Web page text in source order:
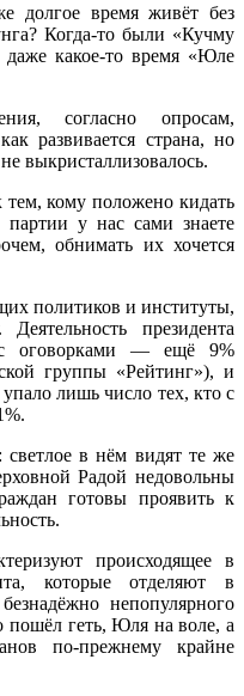
долгое время живёт без
Когда-то были «Кучму
какое-то время «Юле
согласно опросам,
развивается страна, но
выкристаллизовалось.
тем, кому положено кидать
у нас сами знаете
обнимать их хочется
политиков и институты,
президента
оговорками — ещё 9%
группы «Рейтинг»), и
лишь число тех, кто с
светлое в нём видят те же
Радой недовольны
готовы проявить к
происходящее в
которые отделяют в
непопулярного
пошёл геть, Юля на воле, а
по-прежнему крайне